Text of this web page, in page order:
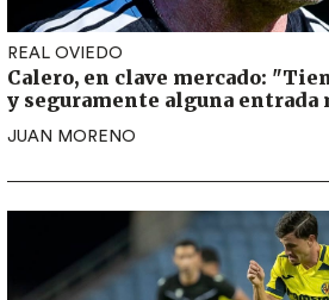
REAL OVIEDO
Calero, en clave mercado:
y seguramente alguna entrada
JUAN MORENO